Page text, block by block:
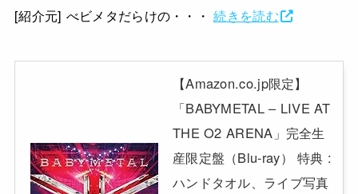
[紹介元] べビメタだらけの・・・続きを読む
【Amazon.co.jp限定】
「BABYMETAL – LIVE AT
THE O2 ARENA」完全生
産限定盤（Blu-ray） 特典 :
ハンドタオル、ライブ写真